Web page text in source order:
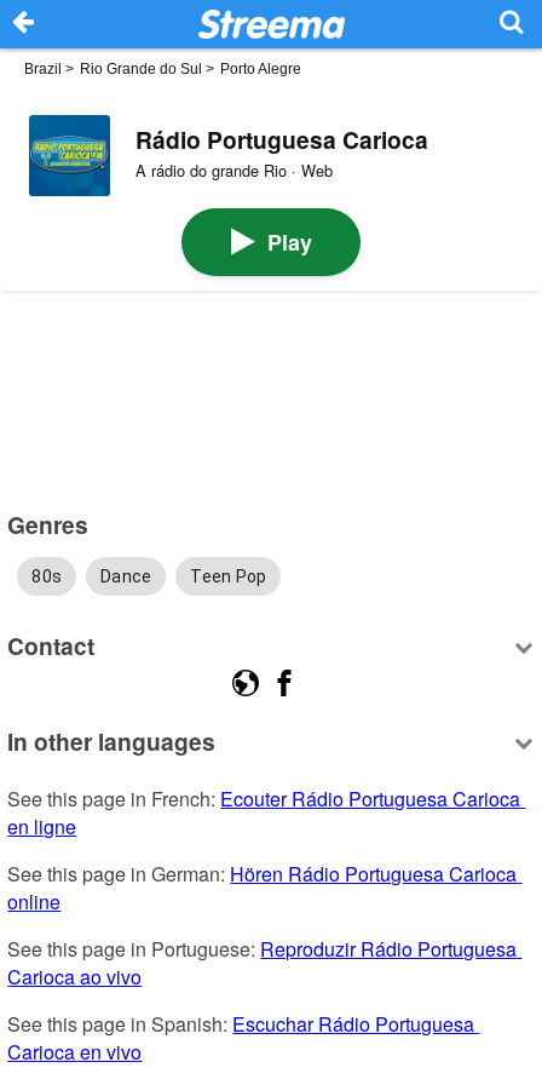
Brazil > Rio Grande do Sul > Porto Alegre
Rádio Portuguesa Carioca
A rádio do grande Rio · Web
Play
Genres
80s Dance Teen Pop
Contact
In other languages
See this page in French: Ecouter Rádio Portuguesa Carioca
en ligne
See this page in German: Hören Rádio Portuguesa Carioca
online
See this page in Portuguese: Reproduzir Rádio Portuguesa
Carioca ao vivo
See this page in Spanish: Escuchar Rádio Portuguesa
Carioca en vivo